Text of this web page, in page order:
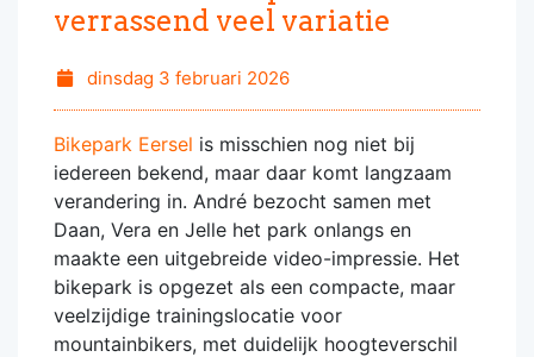
verrassend veel variatie
dinsdag 3 februari 2026
Bikepark Eersel is misschien nog niet bij
iedereen bekend, maar daar komt langzaam
verandering in. André bezocht samen met
Daan, Vera en Jelle het park onlangs en
maakte een uitgebreide video-impressie. Het
bikepark is opgezet als een compacte, maar
veelzijdige trainingslocatie voor
mountainbikers, met duidelijk hoogteverschil